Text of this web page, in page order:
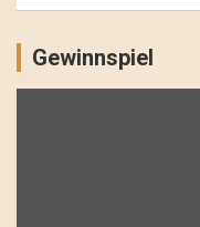
Gewinnspiel